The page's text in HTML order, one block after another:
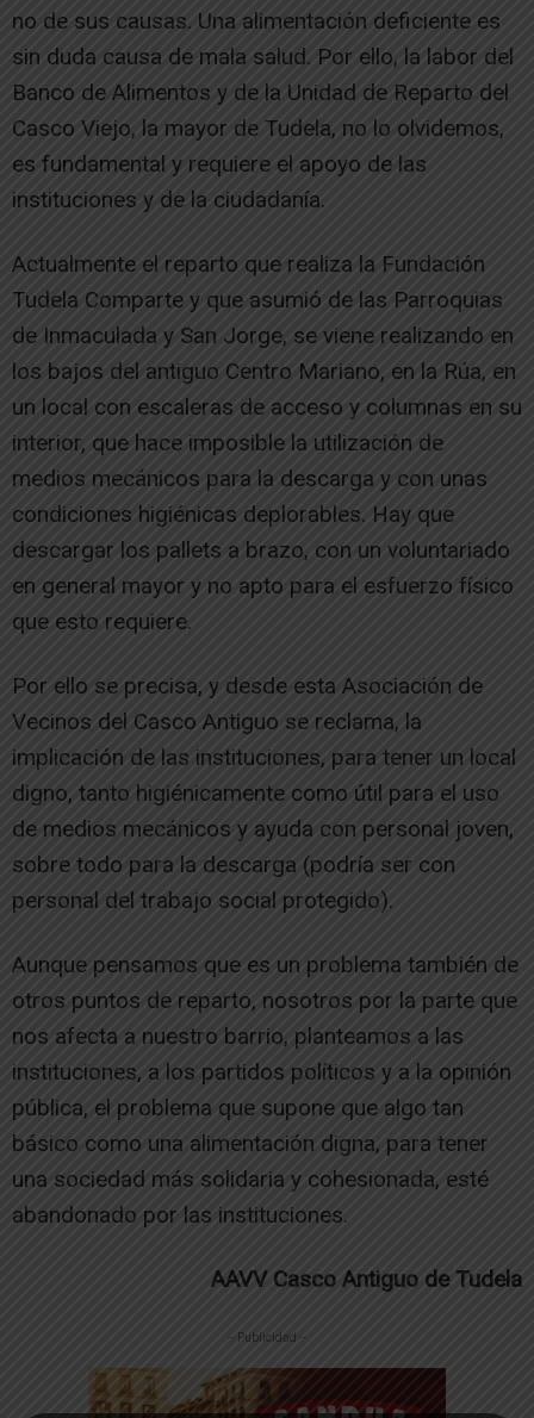
no de sus causas. Una alimentación deficiente es
sin duda causa de mala salud. Por ello, la labor del
Banco de Alimentos y de la Unidad de Reparto del
Casco Viejo, la mayor de Tudela, no lo olvidemos,
es fundamental y requiere el apoyo de las
instituciones y de la ciudadanía.
Actualmente el reparto que realiza la Fundación
Tudela Comparte y que asumió de las Parroquias
de Inmaculada y San Jorge, se viene realizando en
los bajos del antiguo Centro Mariano, en la Rúa, en
un local con escaleras de acceso y columnas en su
interior, que hace imposible la utilización de
medios mecánicos para la descarga y con unas
condiciones higiénicas deplorables. Hay que
descargar los pallets a brazo, con un voluntariado
en general mayor y no apto para el esfuerzo físico
que esto requiere.
Por ello se precisa, y desde esta Asociación de
Vecinos del Casco Antiguo se reclama, la
implicación de las instituciones, para tener un local
digno, tanto higiénicamente como útil para el uso
de medios mecánicos y ayuda con personal joven,
sobre todo para la descarga (podría ser con
personal del trabajo social protegido).
Aunque pensamos que es un problema también de
otros puntos de reparto, nosotros por la parte que
nos afecta a nuestro barrio, planteamos a las
instituciones, a los partidos políticos y a la opinión
pública, el problema que supone que algo tan
básico como una alimentación digna, para tener
una sociedad más solidaria y cohesionada, esté
abandonado por las instituciones.
AAVV Casco Antiguo de Tudela
-- Publicidad --